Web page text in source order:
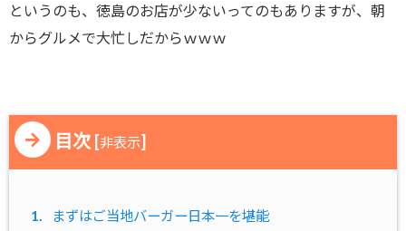
というのも、徳島のお店が少ないってのもありますが、朝
からグルメで大忙しだからｗｗｗ
目次 [非表示]
1. まずはご当地バーガー日本一を堪能